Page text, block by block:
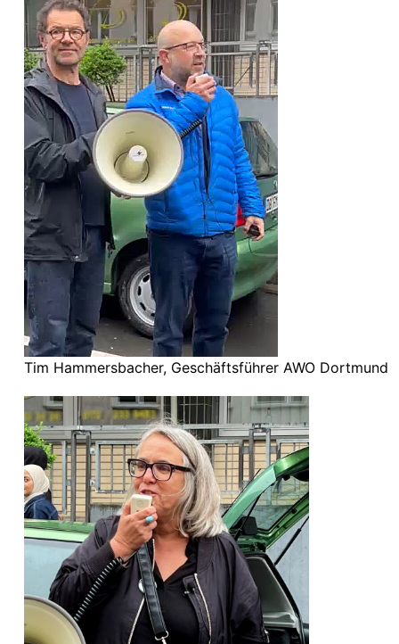
Tim Hammersbacher, Geschäftsführer AWO Dortmund